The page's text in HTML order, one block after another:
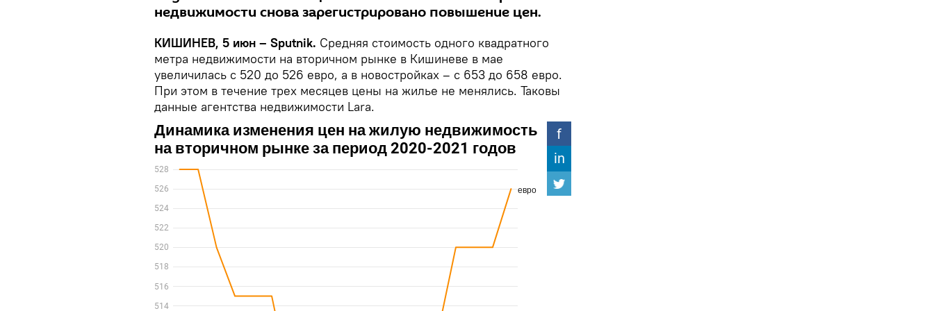
недвижимости снова зарегистрировано повышение цен.
КИШИНЕВ, 5 июн – Sputnik. Средняя стоимость одного квадратного
метра недвижимости на вторичном рынке в Кишиневе в мае
увеличилась с 520 до 526 евро, а в новостройках – с 653 до 658 евро.
При этом в течение трех месяцев цены на жилье не менялись. Таковы
данные агентства недвижимости Lara.